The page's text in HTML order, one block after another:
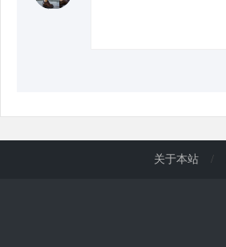
关于本站 /